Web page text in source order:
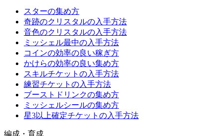
スターの集め方
奇跡のクリスタルの入手方法
音色のクリスタルの入手方法
ミッシェル最中の入手方法
コインの効率の良い稼ぎ方
かけらの効率の良い集め方
スキルチケットの入手方法
練習チケットの入手方法
ブーストドリンクの集め方
ミッシェルシールの集め方
星3以上確定チケットの入手方法
編成・育成